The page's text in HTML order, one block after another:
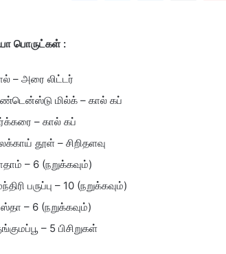
பொருட்கள் :
– அரை லிட்டர்
மில்க் – கால் கப்
– கால் கப்
தூள் – சிறிதளவு
– 6 (நறுக்கவும்)
பருப்பு – 10 (நறுக்கவும்)
– 6 (நறுக்கவும்)
– 5 பிசிறுகள்